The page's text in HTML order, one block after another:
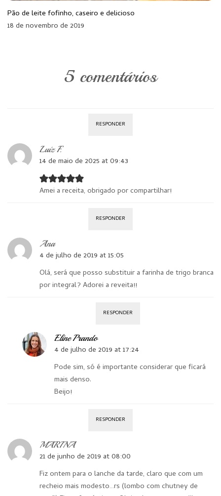
Pão de leite fofinho, caseiro e delicioso
18 de novembro de 2019
5 comentários
RESPONDER
Luiz F.
14 de maio de 2025 at 09:43
Amei a receita, obrigado por compartilhar!
RESPONDER
Ana
4 de julho de 2019 at 15:05
Olá, será que posso substituir a farinha de trigo branca
por integral? Adorei a reveita!!
RESPONDER
Eline Prando
4 de julho de 2019 at 17:24
Pode sim, só é importante considerar que ficará
mais denso.
Beijo!
RESPONDER
MARINA
21 de junho de 2019 at 08:00
Fiz ontem para o lanche da tarde, claro que com um
recheio mais modesto…rs (lombo com chutney de